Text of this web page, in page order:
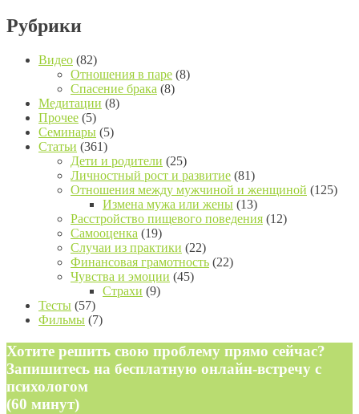
Рубрики
Видео (82)
Отношения в паре (8)
Спасение брака (8)
Медитации (8)
Прочее (5)
Семинары (5)
Статьи (361)
Дети и родители (25)
Личностный рост и развитие (81)
Отношения между мужчиной и женщиной (125)
Измена мужа или жены (13)
Расстройство пищевого поведения (12)
Самооценка (19)
Случаи из практики (22)
Финансовая грамотность (22)
Чувства и эмоции (45)
Страхи (9)
Тесты (57)
Фильмы (7)
Хотите решить свою проблему прямо сейчас?
Запишитесь на бесплатную онлайн-встречу с
психологом
(60 минут)